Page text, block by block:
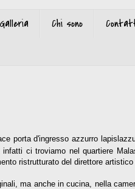
Galleria Chi sono
porta d'ingresso azzurro
ci troviamo nel quartiere
ristrutturato del direttore
ma anche in cucina, nella